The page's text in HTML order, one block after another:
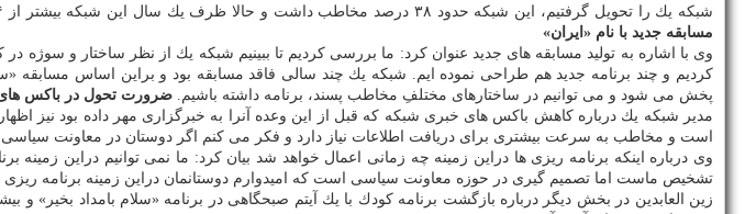
شبكه یك را تحویل گرفتیم، این شبكه حدود ۳۸ درصد مخاطب داشت و حالا ظرف یك سال این شبكه بیشتر از ۴۴ درصد مخاطب دارد كه این اتفاق با حمایت سازمان و برنامه ریزی های داخل شبكه رخ داده است.
مسابقه جدید با نام «ایران»
وی با اشاره به تولید مسابقه های جدید عنوان كرد: ما بررسی كردیم تا ببینیم شبكه یك از نظر ساختار و
كردیم و چند برنامه جدید هم طراحی نموده ایم. شبكه یك چند سالی فاقد مسابقه بود و براین اساس
پخش می شود و می توانیم در ساختارهای مختلفِ مخاطب پسند، برنامه داشته باشیم. ضرورت تحول در باكس
مدیر شبكه یك درباره كاهش باكس های خبری شبكه كه قبل از این وعده آنرا به خبرگزاری مهر داده بود نیز
است و مخاطب به سرعت بیشتری برای دریافت اطلاعات نیاز دارد و فكر می كنم اگر دوستان در معاونت
وی درباره اینكه برنامه ریزی ها دراین زمینه چه زمانی اعمال خواهد شد بیان كرد: ما نمی توانیم دراین
تشخیص ماست اما تصمیم گیری در حوزه معاونت سیاسی است كه امیدوارم دوستانمان دراین زمینه برنامه ریزی
زین العابدین در بخش دیگر درباره بازگشت برنامه كودك با یك آیتم صبحگاهی در برنامه «سلام بامداد بخیر»